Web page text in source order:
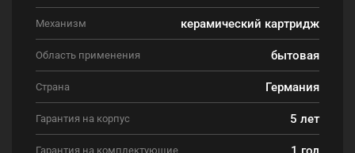
Механизм керамический картридж
Область применения бытовая
Страна Германия
Гарантия на корпус 5 лет
1 год